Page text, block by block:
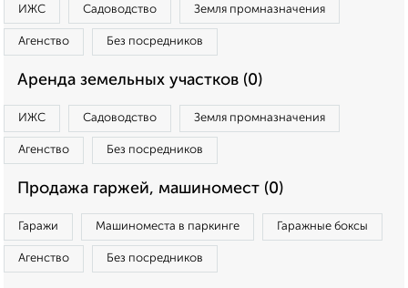
ИЖС Садоводство Земля промназначения
Агенство Без посредников
Аренда земельных участков (0)
ИЖС Садоводство Земля промназначения
Агенство Без посредников
Продажа гаржей, машиномест (0)
Гаражи Машиноместа в паркинге Гаражные боксы
Агенство Без посредников